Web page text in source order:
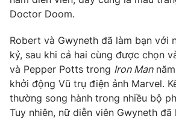
VTV9 VTV8
Liên hệ tòa soạn English
THỜI BÁO VTV
Doctor Doom.
Robert và Gwyneth đã làm bạn với
kỷ, sau khi cả hai cùng được chọn
và Pepper Potts trong Iron Man
khởi động Vũ trụ điện ảnh Marvel.
thường song hành trong nhiều bộ
Tuy nhiên, nữ diễn viên Gwyneth đã